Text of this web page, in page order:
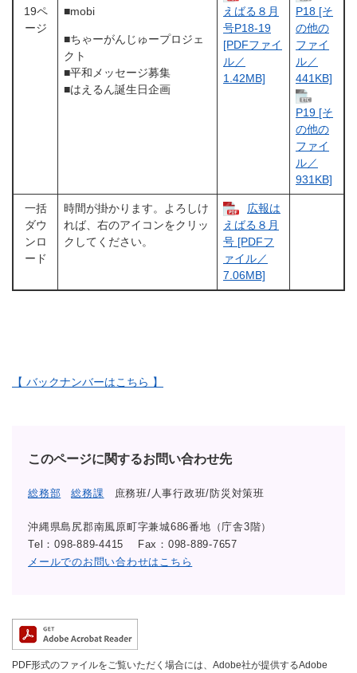
19ペ
ージ
■mobi
■ちゃーがんじゅープロジェ
クト
■平和メッセージ募集
■はえるん誕生日企画
えばる８月
号P18-19
[PDFファイ
ル／
1.42MB]
P18 [そ
の他の
ファイ
ル／
441KB]
P19 [そ
の他の
ファイ
ル／
931KB]
一括
ダウ
ンロ
ード
時間が掛かります。よろしけ
れば、右のアイコンをクリッ
クしてください。
広報は
えばる８月
号 [PDFフ
ァイル／
7.06MB]
【 バックナンバーはこちら 】
このページに関するお問い合わせ先
総務部 総務課 庶務班/人事行政班/防災対策班
沖縄県島尻郡南風原町字兼城686番地（庁舎3階）
Tel：098-889-4415
Fax：098-889-7657
メールでのお問い合わせはこちら
PDF形式のファイルをご覧いただく場合には、Adobe社が提供するAdobe